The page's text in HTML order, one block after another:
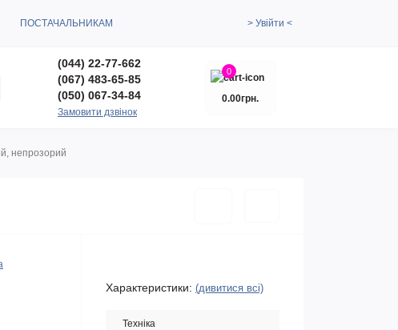
ПОСТАЧАЛЬНИКАМ > Увійти <
(044) 22-77-662
(067) 483-65-85
(050) 067-34-84
Замовити дзвінок
0
0.00грн.
непрозорий
Характеристики: (дивитися всі)
Техніка